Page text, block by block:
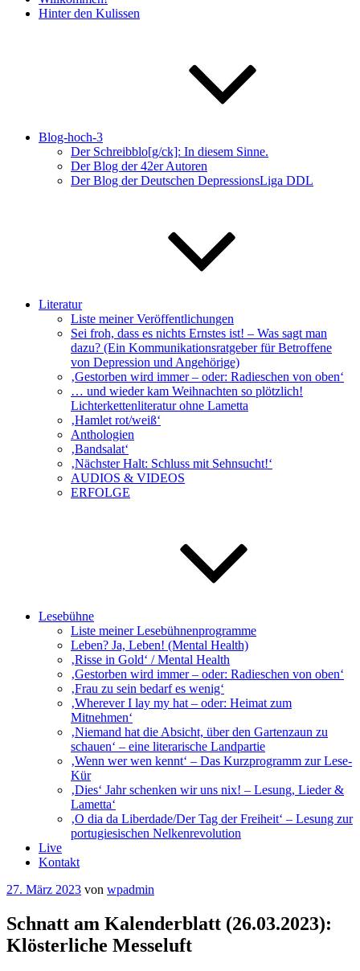
Hinter den Kulissen
Blog-hoch-3
Der Schreibblo[g/ck]: In diesem Sinne.
Der Blog der 42er Autoren
Der Blog der Deutschen DepressionsLiga DDL
Literatur
Liste meiner Veröffentlichungen
Sei froh, dass es nichts Ernstes ist! – Was sagt man
dazu? (Ein Kommunikationsratgeber für Betroffene
von Depression und Angehörige)
‚Gestorben wird immer – oder: Radieschen von oben‘
… und wieder kam Weihnachten so plötzlich!
Lichterkettenliteratur ohne Lametta
‚Hamlet rot/weiß‘
Anthologien
‚Bandsalat‘
‚Nächster Halt: Schluss mit Sehnsucht!‘
AUDIOS & VIDEOS
ERFOLGE
Lesebühne
Liste meiner Lesebühnenprogramme
Leben? Ja, Leben! (Mental Health)
‚Risse in Gold‘ / Mental Health
‚Gestorben wird immer – oder: Radieschen von oben‘
‚Frau zu sein bedarf es wenig‘
‚Wherever I lay my hat – oder: Heimat zum
Mitnehmen‘
‚Niemand hat die Absicht, über den Gartenzaun zu
schauen‘ – eine literarische Landpartie
‚Wenn wer wen kennt‘ – Das Kurzprogramm zur Lese-
Kür
‚Dies‘ Jahr schenken wir uns nix! – Lesung, Lieder &
Lametta‘
‚O dia da Liberdade/Der Tag der Freiheit‘ – Lesung zur
portugiesischen Nelkenrevolution
Live
Kontakt
Veröffentlicht
27. März 2023 von wpadmin
Schnatt am Kalenderblatt (26.03.2023):
Klösterliche Messeluft